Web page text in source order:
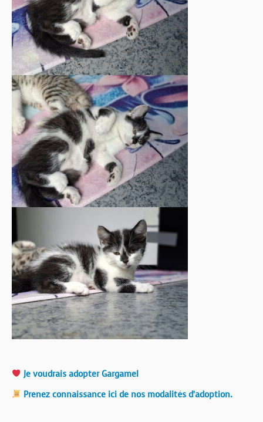
Je voudrais adopter Gargamel
Prenez connaissance ici de nos modalités d’adoption.